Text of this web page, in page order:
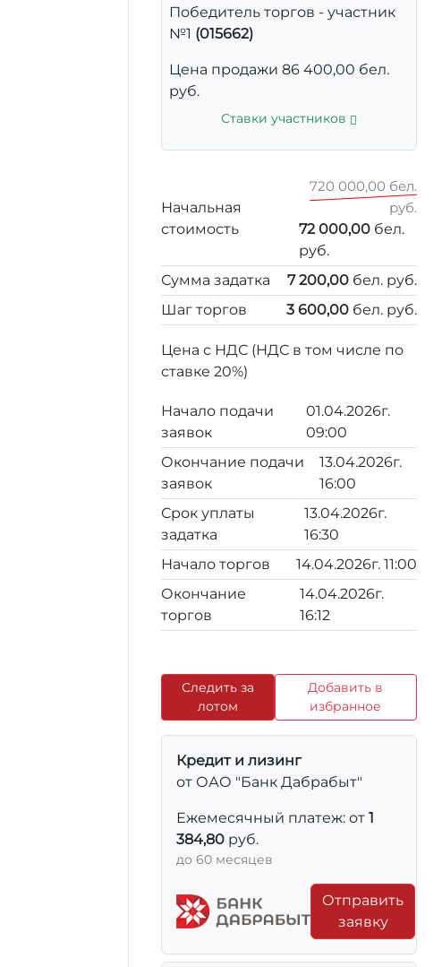
Победитель торгов - участник
№1 (015662)
Цена продажи 86 400,00 бел.
руб.
Ставки участников
Начальная
стоимость
720 000,00 бел.
руб.
72 000,00бел.
руб.
Сумма задатка
7 200,00 бел. руб.
Шаг торгов
3 600,00 бел. руб.
Цена с НДС (НДС в том числе по
ставке 20%)
Начало подачи
заявок
01.04.2026г.
09:00
Окончание подачи
заявок
13.04.2026г.
16:00
Срок уплаты
задатка
13.04.2026г.
16:30
Начало торгов
14.04.2026г. 11:00
Окончание
торгов
14.04.2026г.
16:12
Следить за
лотом
Добавить в
избранное
Кредит и лизинг
от ОАО "Банк Дабрабыт"
Ежемесячный платеж: от 1
384,80 руб.
до 60 месяцев
Отправить
заявку